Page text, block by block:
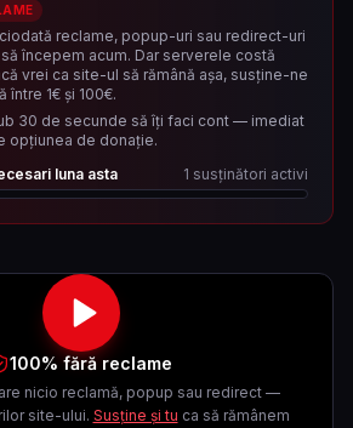
reclame, popup-uri sau redirect-uri
începem acum. Dar serverele costă
vrei ca site-ul să rămână așa, susține-ne
între 1€ și 100€.
30 de secunde să îți faci cont — imediat
opțiunea de donație.
luna asta 1 susținători activi
100% fără reclame
nicio reclamă, popup sau redirect —
site-ului. Susține și tu ca să rămânem